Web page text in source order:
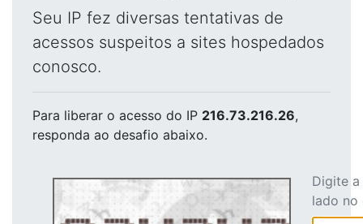
Seu IP fez diversas tentativas de
acessos suspeitos a sites hospedados
conosco.
Para liberar o acesso do IP 216.73.216.26,
responda ao desafio abaixo.
Digite
lado no